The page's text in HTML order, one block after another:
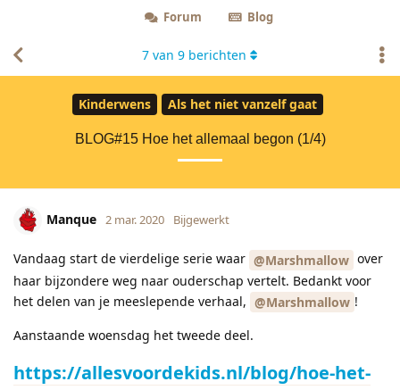
Forum Blog
Kinderwens Als het niet vanzelf gaat
BLOG#15 Hoe het allemaal begon (1/4)
7 van 9 berichten
Manque 2 mar. 2020 Bijgewerkt
Vandaag start de vierdelige serie waar @Marshmallow over
haar bijzondere weg naar ouderschap vertelt. Bedankt voor
het delen van je meeslepende verhaal, @Marshmallow !
Aanstaande woensdag het tweede deel.
https://allesvoordekids.nl/blog/hoe-het-